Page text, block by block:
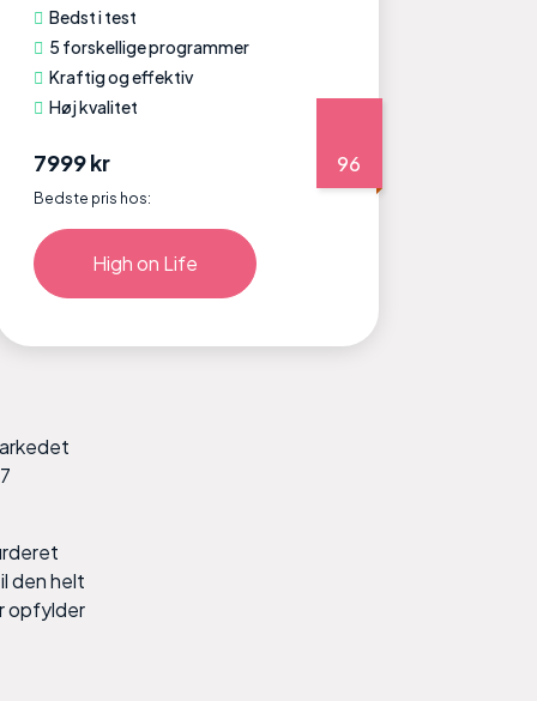
Bedst i test
5 forskellige programmer
Kraftig og effektiv
Høj kvalitet
96
7999 kr
Bedste pris hos:
High on Life
den helt
opfylder